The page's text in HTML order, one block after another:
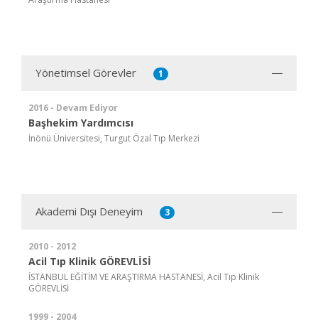
Yönetimsel Görevler 1
2016 - Devam Ediyor
Başhekim Yardımcısı
İnönü Üniversitesi, Turgut Özal Tıp Merkezi
Akademi Dışı Deneyim 3
2010 - 2012
Acil Tıp Klinik GÖREVLİSİ
İSTANBUL EĞİTİM VE ARAŞTIRMA HASTANESİ, Acil Tıp Klinik
GÖREVLİSİ
1999 - 2004